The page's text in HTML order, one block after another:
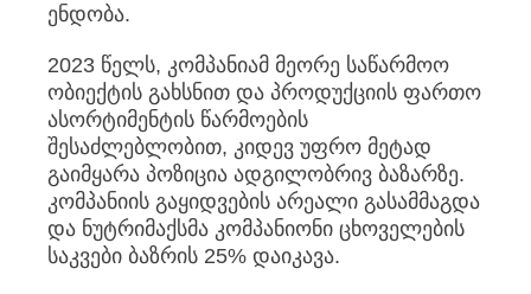
ენდობა.
2023 წელს, კომპანიამ მეორე საწარმოო
ობიექტის გახსნით და პროდუქციის ფართო
ასორტიმენტის წარმოების
შესაძლებლობით, კიდევ უფრო მეტად
გაიმყარა პოზიცია ადგილობრივ ბაზარზე.
კომპანიის გაყიდვების არეალი გასამმაგდა
და ნუტრიმაქსმა კომპანიონი ცხოველების
საკვები ბაზრის 25% დაიკავა.